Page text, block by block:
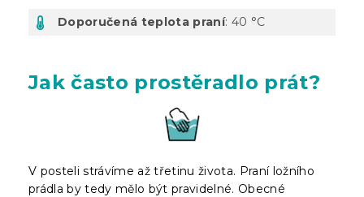
Doporučená teplota praní: 40 °C
Jak často prostěradlo prát?
V posteli strávíme až třetinu života. Praní ložního
prádla by tedy mělo být pravidelné. Obecné